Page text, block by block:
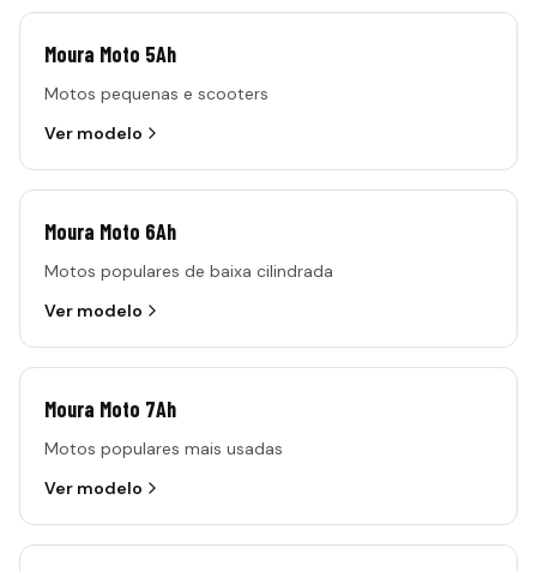
Moura Moto 5Ah
Motos pequenas e scooters
Ver modelo
Moura Moto 6Ah
Motos populares de baixa cilindrada
Ver modelo
Moura Moto 7Ah
Motos populares mais usadas
Ver modelo